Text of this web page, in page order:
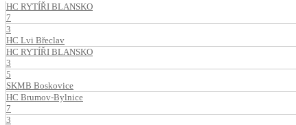
HC RYTÍŘI BLANSKO
7
3
HC Lvi Břeclav
HC RYTÍŘI BLANSKO
3
5
SKMB Boskovice
HC Brumov-Bylnice
7
3